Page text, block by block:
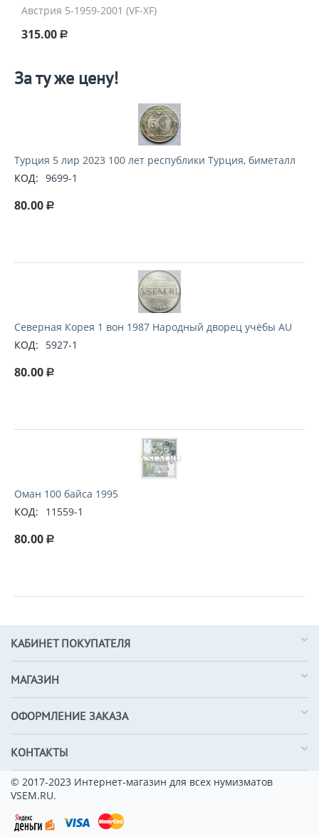
Австрия 5-1959-2001 (VF-XF)
315.00 Р
За ту же цену!
Турция 5 лир 2023 100 лет республики Турция, биметалл
КОД: 9699-1
80.00 Р
Северная Корея 1 вон 1987 Народный дворец учёбы AU
КОД:
5927-1
80.00 Р
Оман 100 байса 1995
КОД:
11559-1
80.00 Р
КАБИНЕТ ПОКУПАТЕЛЯ
МАГАЗИН
ОФОРМЛЕНИЕ ЗАКАЗА
КОНТАКТЫ
© 2017-2023 Интернет-магазин для всех нумизматов
VSEM.RU.